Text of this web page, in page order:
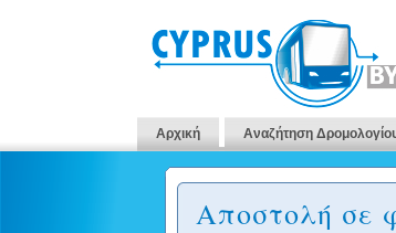
Αρχική Αναζήτηση
Αποστολή σε